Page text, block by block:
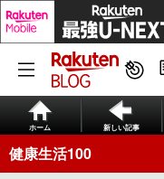
ホーム 新しい記事
健康生活100